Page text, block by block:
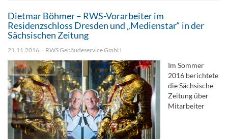
Dietmar Böhmer – RWS-Vorarbeiter im
Residenzschloss Dresden und „Medienstar“ in der
Sächsischen Zeitung
21.11.2016 RWS Gebäudeservice GmbH
Im Sommer
2016 berichtete
die Sächsische
Zeitung über
Mitarbeiter